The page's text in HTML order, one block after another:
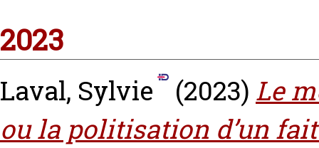
2023
Laval, Sylvie (2023) Le
ou la politisation d’un